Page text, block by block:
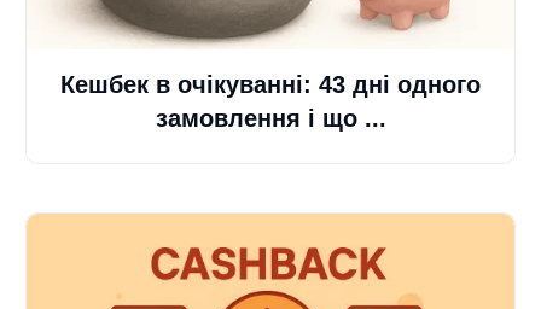
Кешбек в очікуванні: 43 дні одного
замовлення і що ...